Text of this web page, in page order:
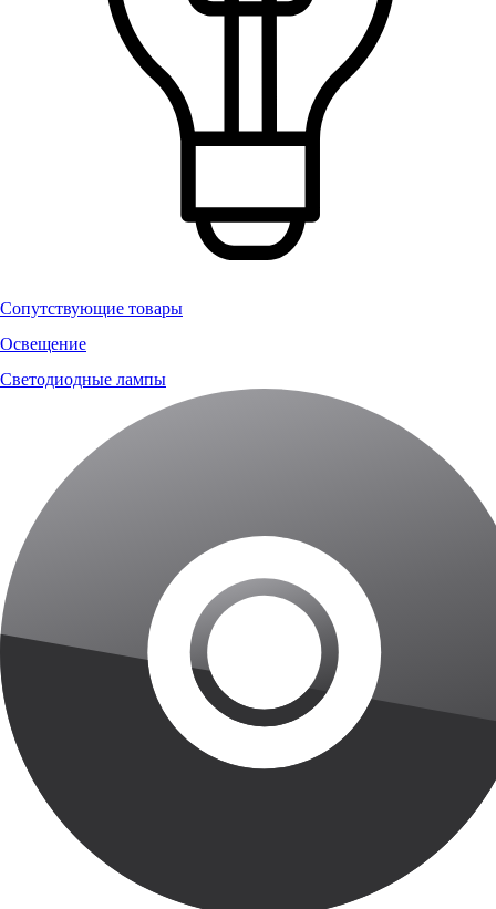
Сопутствующие товары
Освещение
Светодиодные лампы